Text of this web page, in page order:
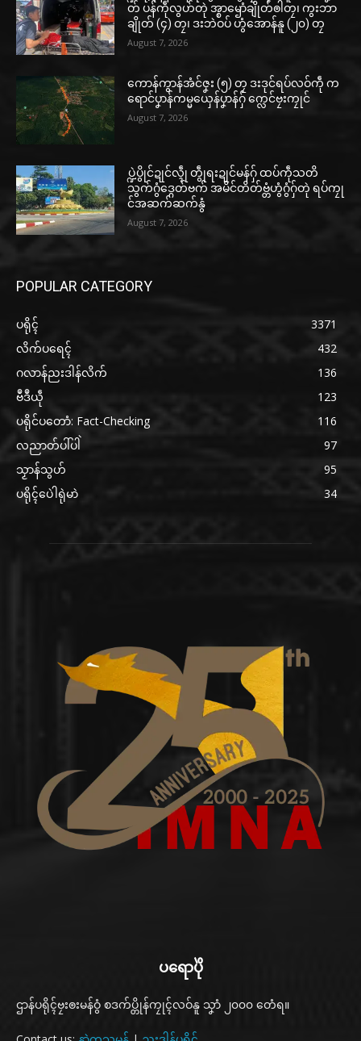
တ် ပန်ကဵုလွဟ်တုဲ အ္စာၝောံချိုတ်ၜါတၠ၊ ကွးဘာ
ချိုတ် (၄) တၠ၊ ဒးဘဲဝပ် ဟွံအောန်နူ (၂၀) တၠ
August 7, 2026
ကောန်ကွာန်အံင်ဇၞး (၅) တၠ ဒးဒုင်ရပ်လဝ်ကဵု က
ရောင်ပၞာန်ကမ္မယှေန်ပၞာန်ဂှ် က္လေင်ဗၠးကၠုင်
August 7, 2026
ပ္ဍဲပွိုင်ဍုင်လ္ၚဵု တွဵုရးဍုင်မန်ဂှ် ထပ်ကဵုသတိ
သွက်ဂွံဒ္ဂေတ်ဗက် အမိင်တိတ်ဗ္တံဟွံဂွံဂှ်တုဲ ရပ်ကၠု
င်အဆက်ဆက်နွံ
August 7, 2026
POPULAR CATEGORY
ပရိုၚ်
3371
လိက်ပရေၚ်
432
ဂလာန်ညးဒါန်လိက်
136
ဗဳဒဳယဵု
123
ပရိုင်ပတောံ: Fact-Checking
116
လညာတ်ပါ်ပါဲ
97
သၟာန်သွဟ်
95
ပရိုၚ်ပေဲါရုဲမာဲ
34
ပရောပိုဲ
ဌာန်ပရိုၚ်ဗၠးၜးမန်ဝွံ စဒက်ပ္တိုန်ကၠုၚ်လဝ်နူ သၞာံ ၂၀၀၀ တေံရ။